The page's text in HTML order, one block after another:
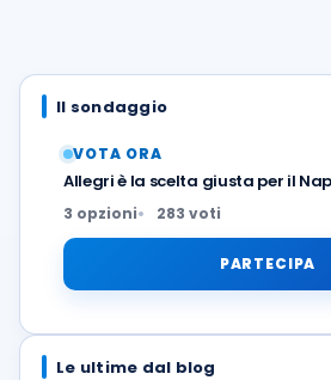
Il sondaggio
VOTA ORA
Allegri è la scelta giusta per il
3 opzioni 283 voti
PARTECIPA
Le ultime dal blog